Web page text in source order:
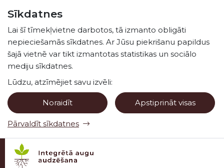
Sīkdatnes
Lai šī tīmekļvietne darbotos, tā izmanto obligāti
nepieciešamās sīkdatnes. Ar Jūsu piekrišanu papildus
šajā vietnē var tikt izmantotas statistikas un sociālo
mediju sīkdatnes.
Lūdzu, atzīmējiet savu izvēli:
Noraidīt Apstiprināt visas
Pārvaldīt sīkdatnes